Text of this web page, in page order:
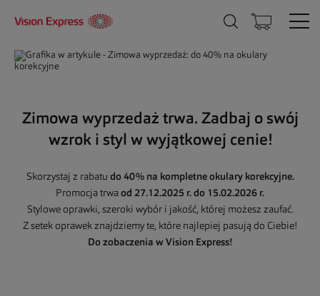
Zimowa wyprzedaż trwa. Zadbaj o swój
wzrok i styl w wyjątkowej cenie!
Skorzystaj z rabatu do 40% na kompletne okulary korekcyjne.
Promocja trwa od 27.12.2025 r. do 15.02.2026 r.
Stylowe oprawki, szeroki wybór i jakość, której możesz zaufać.
Z setek oprawek znajdziemy te, które najlepiej pasują do Ciebie!
Do zobaczenia w Vision Express!